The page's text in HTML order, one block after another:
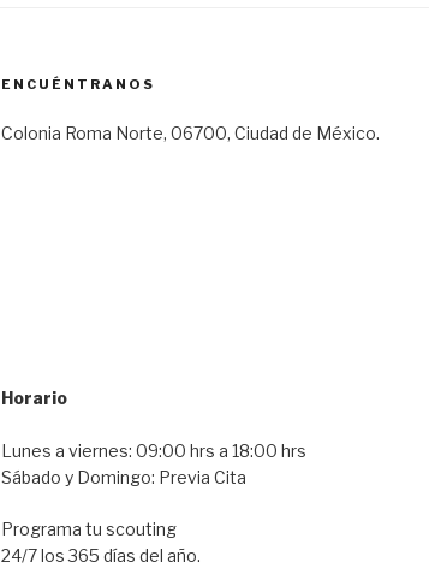
ENCUÉNTRANOS
Colonia Roma Norte, 06700, Ciudad de México.
Horario
Lunes a viernes: 09:00 hrs a 18:00 hrs
Sábado y Domingo: Previa Cita
Programa tu scouting
24/7 los 365 días del año.